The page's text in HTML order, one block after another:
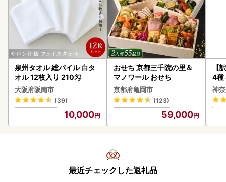
泉州タオル 総パイル 白タ
オル 12枚入り 210匁
大阪府阪南市
(39)
10,000
おせち 京都三千院の里＆
マノワール おせち
京都府亀岡市
(123)
59,000
【
4種
神
最近チェックした返礼品